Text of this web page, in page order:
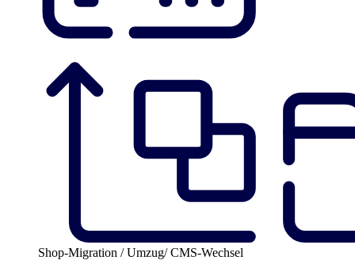
Shop-Migration / Umzug/ CMS-Wechsel